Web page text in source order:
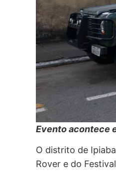
Evento acontece
O distrito de
Rover e do